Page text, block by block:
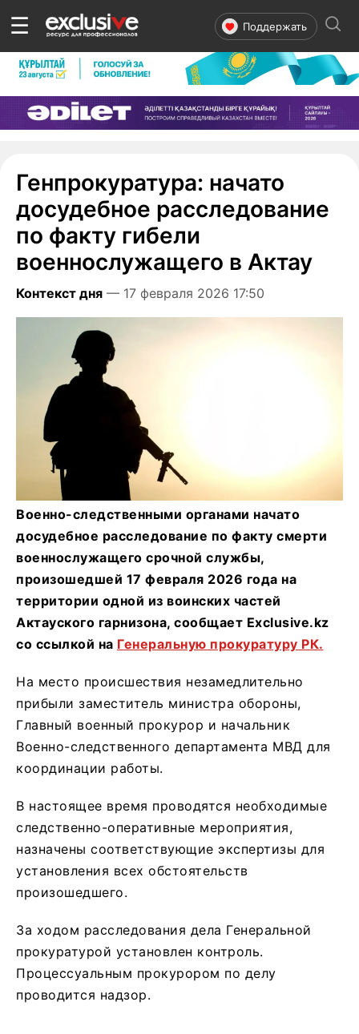
☰ Поддержать
Генпрокуратура: начато
досудебное расследование
по факту гибели
военнослужащего в Актау
Контекст дня — 17 февраля 2026 17:50
Военно-следственными органами начато
досудебное расследование по факту смерти
военнослужащего срочной службы,
произошедшей 17 февраля 2026 года на
территории одной из воинских частей
Актауского гарнизона, сообщает Exclusive.kz
со ссылкой на Генеральную прокуратуру РК.
На место происшествия незамедлительно
прибыли заместитель министра обороны,
Главный военный прокурор и начальник
Военно-следственного департамента МВД для
координации работы.
В настоящее время проводятся необходимые
следственно-оперативные мероприятия,
назначены соответствующие экспертизы для
установления всех обстоятельств
произошедшего.
За ходом расследования дела Генеральной
прокуратурой установлен контроль.
Процессуальным прокурором по делу
проводится надзор.